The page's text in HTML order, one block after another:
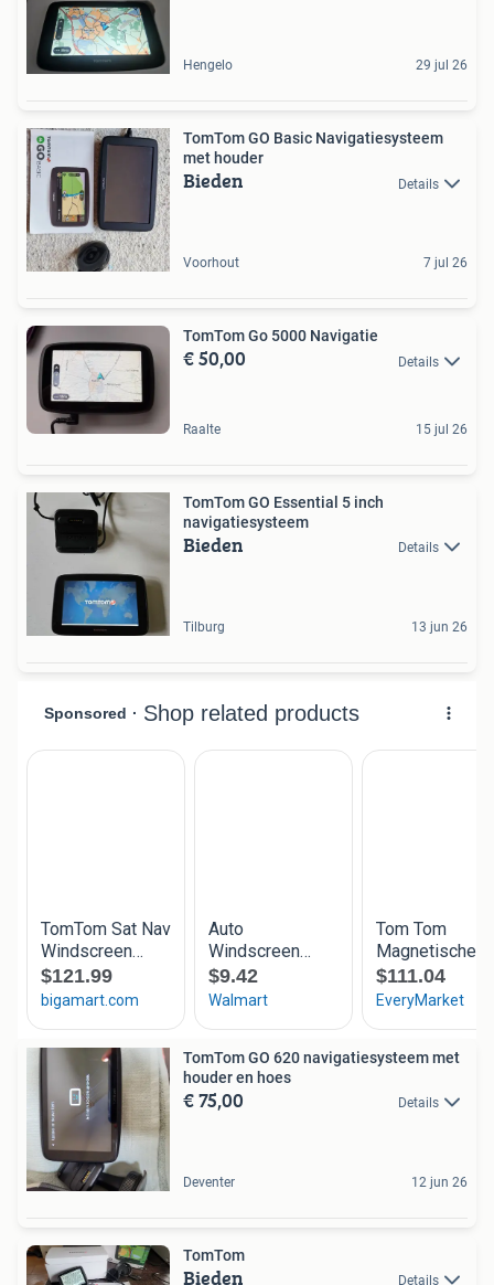
Hengelo 29 jul 26
TomTom GO Basic Navigatiesysteem
met houder
Bieden Details
Voorhout 7 jul 26
TomTom Go 5000 Navigatie
€ 50,00 Details
Raalte 15 jul 26
TomTom GO Essential 5 inch
navigatiesysteem
Bieden Details
Tilburg 13 jun 26
TomTom GO 620 navigatiesysteem met
houder en hoes
€ 75,00 Details
Deventer 12 jun 26
TomTom
Bieden Details